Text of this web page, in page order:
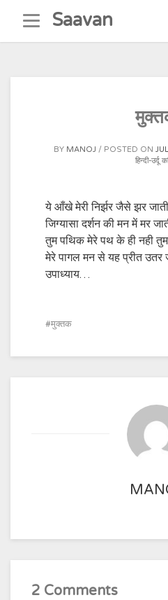
content
Saavan
BY MANOJ POSTED ON
हिन्दी-उर्दू
ये आँखे मेरी निर्झर जैसे झर जाती
जिग्यासा दर्शन की मन में मर
तुम पथिक मेरे पथ के ही नही तुम
मेरे पागल मन से यह प्रीत उतर
उपाध्याय…
मुक्तक
2 Comments